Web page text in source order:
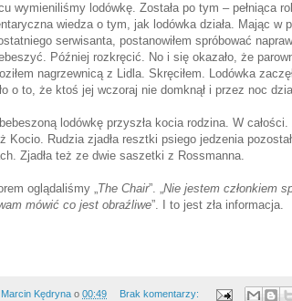
wymieniliśmy lodówkę. Została po tym – pełniąca
wiedza o tym, jak lodówka działa. Mając w
serwisanta, postanowiłem spróbować
Później rozkręcić. No i się okazało, że
nagrzewnicą z Lidla. Skręciłem. Lodówka
o to, że ktoś jej wczoraj nie domknął i przez noc
lodówkę przyszła kocia rodzina. W
Kocio. Rudzia zjadła resztki psiego jedzenia
Zjadła też ze dwie saszetki z Rossmanna.
oglądaliśmy „The Chair”. „Nie jestem członkiem
mówić co jest obraźliwe”. I to jest zła informacja.
Marcin Kędryna o 00:49 Brak komentarzy: